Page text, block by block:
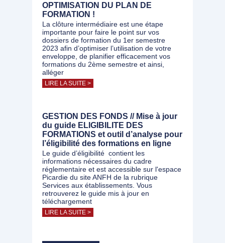
OPTIMISATION DU PLAN DE
FORMATION !
La clôture intermédiaire est une étape
importante pour faire le point sur vos
dossiers de formation du 1er semestre
2023 afin d’optimiser l’utilisation de votre
enveloppe, de planifier efficacement vos
formations du 2ème semestre et ainsi,
alléger
LIRE LA SUITE >
GESTION DES FONDS // Mise à jour
du guide ELIGIBILITE DES
FORMATIONS et outil d’analyse pour
l’éligibilité des formations en ligne
Le guide d’éligibilité contient les
informations nécessaires du cadre
réglementaire et est accessible sur l'espace
Picardie du site ANFH de la rubrique
Services aux établissements. Vous
retrouverez le guide mis à jour en
téléchargement
LIRE LA SUITE >